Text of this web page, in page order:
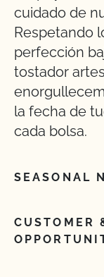
cuidado de
Respetando
perfección
tostador
la fecha de
cada bolsa.
SEASONAL
CUSTOMER